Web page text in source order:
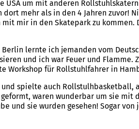
USA um mit anderen
dort mehr als in den 4 Jahren zuvor!
mir in den Skatepark zu kommen.
Berlin lernte ich jemanden vom
und ich war Feuer und Flamme.
Workshop für Rollstuhlfahrer in
und spielte auch
waren wunderbar um sie mit
und sie wurden gesehen! Sogar